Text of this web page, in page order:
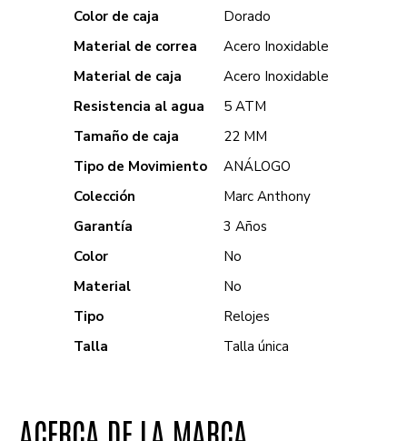
Color de caja
Dorado
Material de correa
Acero Inoxidable
Material de caja
Acero Inoxidable
Resistencia al agua
5 ATM
Tamaño de caja
22 MM
Tipo de Movimiento
ANÁLOGO
Colección
Marc Anthony
Garantía
3 Años
Color
No
Material
No
Tipo
Relojes
Talla
Talla única
ACERCA DE LA MARCA